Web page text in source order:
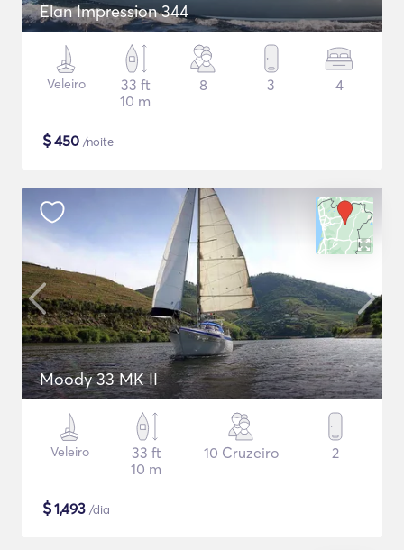
Elan Impression 344
Veleiro
33 ft
10 m
8 3 4
$450 /noite
Moody 33 MK II
Veleiro
33 ft
10 m
10 Cruzeiro 2
$1,493 /dia